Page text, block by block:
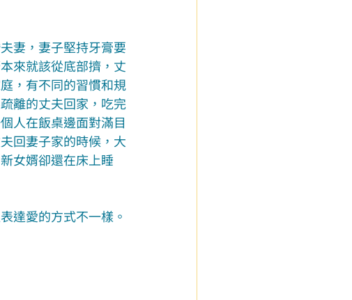
妻，妻子堅持牙膏要
來就該從底部擠，丈
，有不同的習慣和規
離的丈夫回家，吃完
人在飯桌邊面對滿目
回妻子家的時候，大
女婿卻還在床上睡
達愛的方式不一樣。